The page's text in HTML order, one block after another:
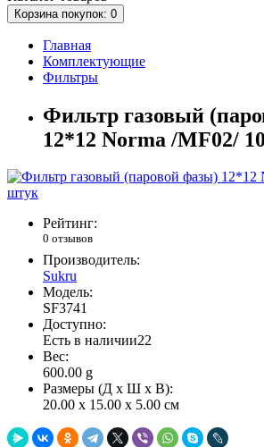
Корзина покупок: 0
Главная
Комплектующие
Фильтры
Фильтр газовый
12*12 Norma /MF02/
Рейтинг:
0 отзывов
Производитель:
Sukru
Модель:
SF3741
Доступно:
Есть в наличии22
Вес:
600.00 g
Размеры (Д x Ш x В):
20.00 x 15.00 x 5.00 см